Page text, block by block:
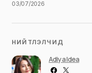
03/07/2026
НИЙТЛЭЛЧИД
Adiya Idea